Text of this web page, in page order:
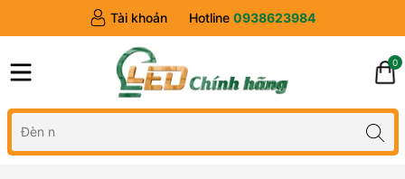
Tài khoản Hotline 0938623984
0